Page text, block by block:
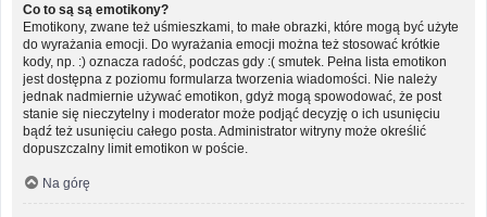
Co to są są emotikony?
Emotikony, zwane też uśmieszkami, to małe obrazki, które mogą być użyte
do wyrażania emocji. Do wyrażania emocji można też stosować krótkie
kody, np. :) oznacza radość, podczas gdy :( smutek. Pełna lista emotikon
jest dostępna z poziomu formularza tworzenia wiadomości. Nie należy
jednak nadmiernie używać emotikon, gdyż mogą spowodować, że post
stanie się nieczytelny i moderator może podjąć decyzję o ich usunięciu
bądź też usunięciu całego posta. Administrator witryny może określić
dopuszczalny limit emotikon w poście.
Na górę